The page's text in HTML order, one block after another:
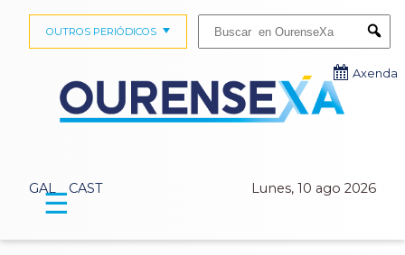
GAL CAST Lunes, 10 ago 2026
OUTROS PERIÓDICOS
Axenda
☰